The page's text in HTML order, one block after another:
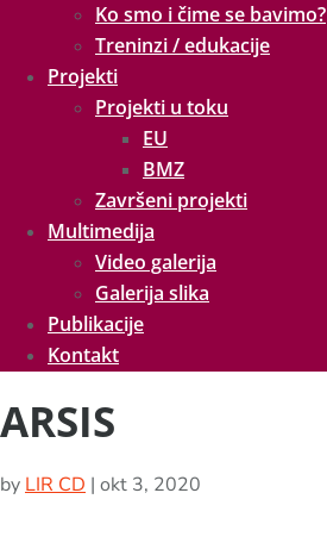
Ko smo i čime se bavimo?
Treninzi / edukacije
Projekti
Projekti u toku
EU
BMZ
Završeni projekti
Multimedija
Video galerija
Galerija slika
Publikacije
Kontakt
ARSIS
by LIR CD | okt 3, 2020